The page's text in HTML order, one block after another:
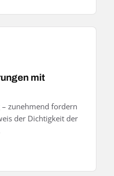
mit
zunehmend fordern
der Dichtigkeit der